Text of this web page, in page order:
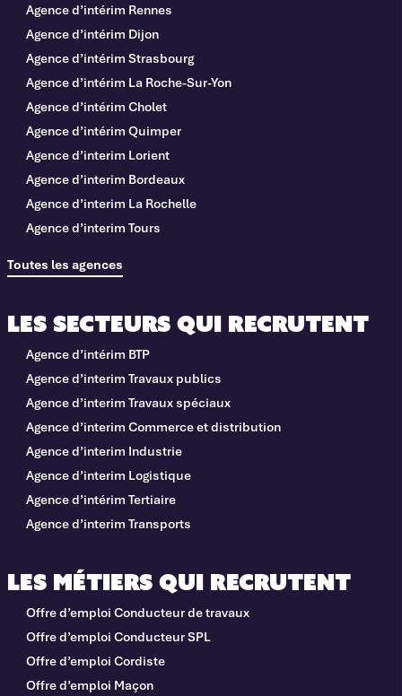
Agence d’intérim Rennes
Agence d’intérim Dijon
Agence d’intérim Strasbourg
Agence d’intérim La Roche-Sur-Yon
Agence d’intérim Cholet
Agence d’intérim Quimper
Agence d’interim Lorient
Agence d’interim Bordeaux
Agence d’interim La Rochelle
Agence d’interim Tours
Toutes les agences
Les métiers qui recrutent
Offre d’emploi Conducteur de travaux
Offre d’emploi Conducteur SPL
Offre d’emploi Cordiste
Offre d’emploi Maçon
Les secteurs qui recrutent
Agence d’intérim BTP
Agence d’interim Travaux publics
Agence d’interim Travaux spéciaux
Agence d’interim Commerce et distribution
Agence d’interim Industrie
Agence d’interim Logistique
Agence d’intérim Tertiaire
Agence d’interim Transports